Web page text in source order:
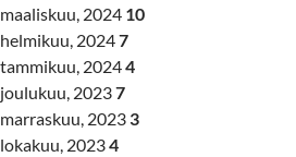
maaliskuu, 2024 10
helmikuu, 20247
tammikuu, 20244
joulukuu, 20237
marraskuu, 2023 3
lokakuu, 20234